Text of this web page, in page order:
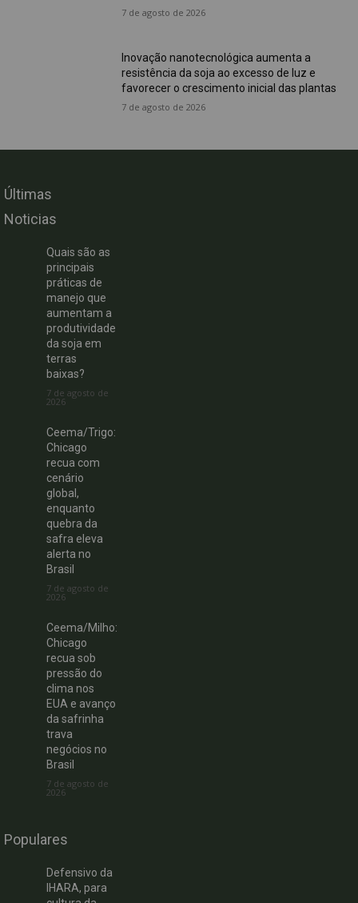
7 de agosto de 2026
Inovação nanotecnológica aumenta a
resistência da soja ao excesso de luz e
favorecer o crescimento inicial das plantas
7 de agosto de 2026
Últimas
Noticias
Quais são as
principais
práticas de
manejo que
aumentam a
produtividade
da soja em
terras
baixas?
7 de agosto de
2026
Ceema/Trigo:
Chicago
recua com
cenário
global,
enquanto
quebra da
safra eleva
alerta no
Brasil
7 de agosto de
2026
Ceema/Milho:
Chicago
recua sob
pressão do
clima nos
EUA e avanço
da safrinha
trava
negócios no
Brasil
7 de agosto de
2026
Populares
Defensivo da
IHARA, para